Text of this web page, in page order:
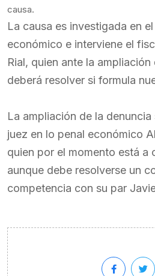
causa.
La causa es investigada en
económico e interviene el
Rial, quien ante la ampliación
deberá resolver si formula
La ampliación de la
juez en lo penal económico
quien por el momento está a
aunque debe resolverse un
competencia con su par